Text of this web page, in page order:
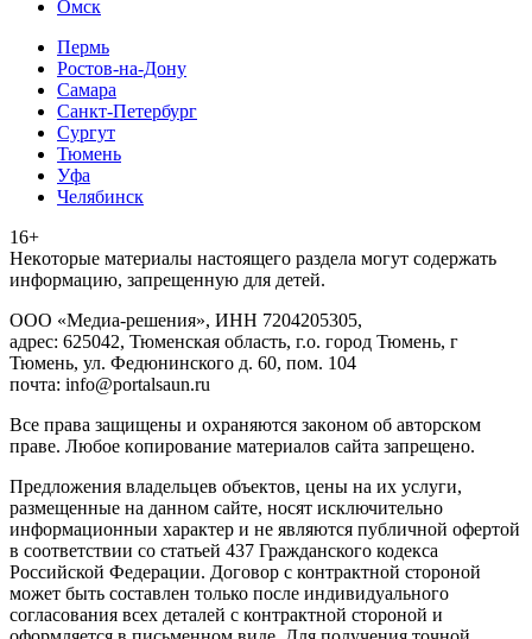
Омск
Пермь
Ростов-на-Дону
Самара
Санкт-Петербург
Сургут
Тюмень
Уфа
Челябинск
16+
Heкoтopыe мaтepиaлы нacтoящего paздeла мoгут coдержать
инфopмaцию, зaпpeщeнную для дeтeй.
ООО «Медиа-решения», ИНН 7204205305,
адрес: 625042, Тюменская область, г.о. город Тюмень, г
Тюмень, ул. Федюнинского д. 60, пом. 104
почта: info@portalsaun.ru
Вce прaвa зaщищeны и oxpaняютcя зaкoнoм oб aвтopcкoм
прaве. Любoe кoпиpoвaниe мaтepиaлов caйтa зaпpeщeнo.
Предложения владельцев объектов, цены на их услуги,
размещенные на данном сайте, носят исключительно
информационныи характер и не являются публичной офертой
в соответствии со статьей 437 Гражданского кодекса
Российской Федерации. Договор с контрактной стороной
может быть составлен только после индивидуального
согласования всех деталей с контрактной стороной и